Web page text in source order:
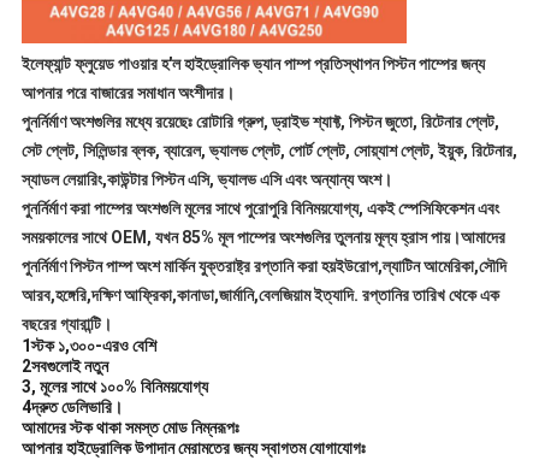
ইলেফ্যান্ট ফ্লুয়েড পাওয়ার হ'ল হাইড্রোলিক ভ্যান পাম্প প্রতিস্থাপন পিস্টন পাম্পের জন্য
আপনার পরে বাজারের সমাধান অংশীদার।
পুনর্নির্মাণ অংশগুলির মধ্যে রয়েছেঃ রোটারি গ্রুপ, ড্রাইভ শ্যাফ্ট, পিস্টন জুতো, রিটেনার প্লেট,
সেট প্লেট, সিলিন্ডার ব্লক, ব্যারেল, ভ্যালভ প্লেট, পোর্ট প্লেট, সোয়্যাশ প্লেট, ইয়ুক, রিটেনার,
স্যাডল লেয়ারিং,কাউন্টার পিস্টন এসি, ভ্যালভ এসি এবং অন্যান্য অংশ।
পুনর্নির্মাণ করা পাম্পের অংশগুলি মূলের সাথে পুরোপুরি বিনিময়যোগ্য, একই স্পেসিফিকেশন এবং
সময়কালের সাথে OEM, যখন 85% মূল পাম্পের অংশগুলির তুলনায় মূল্য হ্রাস পায়।আমাদের
পুনর্নির্মাণ পিস্টন পাম্প অংশ মার্কিন যুক্তরাষ্ট্র রপ্তানি করা হয়ইউরোপ,ল্যাটিন আমেরিকা,সৌদি
আরব,হঙ্গেরি,দক্ষিণ আফ্রিকা,কানাডা,জার্মানি,বেলজিয়াম ইত্যাদি. রপ্তানির তারিখ থেকে এক
বছরের গ্যারান্টি।
1স্টক ১,৩০০-এরও বেশি
2সবগুলোই নতুন
3, মূলের সাথে ১০০% বিনিময়যোগ্য
4দ্রুত ডেলিভারি।
আমাদের স্টক থাকা সমস্ত মোড নিম্নরূপঃ
আপনার হাইড্রোলিক উপাদান মেরামতের জন্য স্বাগতম যোগাযোগঃ